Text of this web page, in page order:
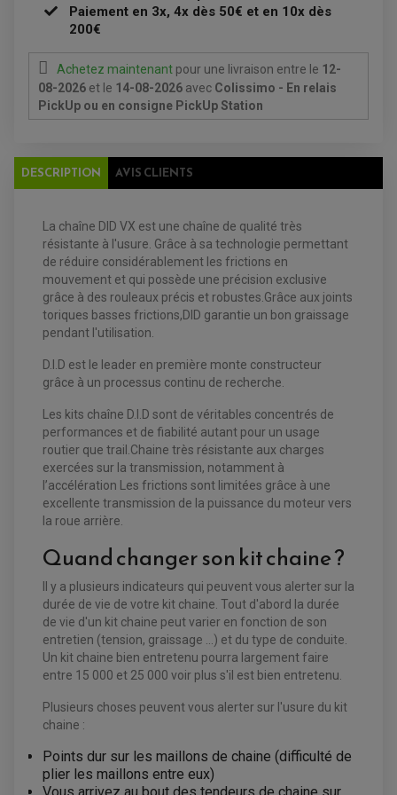
FEUX ADDITIONNELS
KIT RECONDITIONNEMENT DEMARREUR
REDRESSEUR / REGULATEUR
STATOR
ENTRETIEN MOTO
FILTRE A HUILE
FILTRE ET ACCESSOIRE ESSENCE
ACCESSOIRE + VISSERIE FREINAGE
DISQUE DE FREIN
PLAQUETTE DE FREIN
FREINAGE
DISQUE DE FREIN AVANT
PLAQUETTE DE FREIN AVANT
PLAQUETTE DE FREIN ARRIERE
MAÎTRE CYLINDRE
EQUIPEMENT ELECTRIQUE QUAD / SSV
ACCESSOIRES ELECTRIQUE QUAD / SSV
BOITIER CDI QUAD ET SSV
CHARGEUR DE BATTERIE QUAD / SSV
DÉMARREUR
ECLAIRAGE LED / HALOGÈNE
STATOR ET REDRESSEUR / REGULATEUR
VENTILATEUR DE RADIATEUR
EQUIPEMENT FREINAGE QUAD / SSV
DISQUE DE FREIN QUAD / SSV
KIT DURITE DE FREIN QUAD
KIT REPARATION MAÎTRE CYLINDRE QUAD / SSV
HUILE POUR QUAD
PRODUIT D'ENTRETIEN QUAD
DURITE RADIATEUR
PNEUMATIQUE
MOUSSE
CHAMBRE À AIR
EQUIPEMENT FREINAGE MOTO CROSS ET
ACCESSOIRES FREINAGE
DISQUE DE FREIN AVANT
DISQUE DE FREIN ARRIÈRE
Paiement en 3x, 4x dès 50€ et en 10x dès
200€
Achetez maintenant pour une livraison entre le 12-
08-2026 et le 14-08-2026 avec Colissimo - En relais
PickUp ou en consigne PickUp Station
DESCRIPTION AVIS CLIENTS
La chaîne DID VX est une chaîne de qualité très
résistante à l'usure. Grâce à sa technologie permettant
de réduire considérablement les frictions en
mouvement et qui possède une précision exclusive
grâce à des rouleaux précis et robustes.Grâce aux joints
toriques basses frictions,DID garantie un bon graissage
pendant l'utilisation.
D.I.D est le leader en première monte constructeur
grâce à un processus continu de recherche.
Les kits chaîne D.I.D sont de véritables concentrés de
performances et de fiabilité autant pour un usage
routier que trail.Chaine très résistante aux charges
exercées sur la transmission, notamment à
l’accélération Les frictions sont limitées grâce à une
excellente transmission de la puissance du moteur vers
la roue arrière.
Quand changer son kit chaine ?
Il y a plusieurs indicateurs qui peuvent vous alerter sur la
durée de vie de votre kit chaine. Tout d'abord la durée
de vie d'un kit chaine peut varier en fonction de son
entretien (tension, graissage ...) et du type de conduite.
Un kit chaine bien entretenu pourra largement faire
entre 15 000 et 25 000 voir plus s'il est bien entretenu.
Plusieurs choses peuvent vous alerter sur l'usure du kit
chaine :
Points dur sur les maillons de chaine (difficulté de
plier les maillons entre eux)